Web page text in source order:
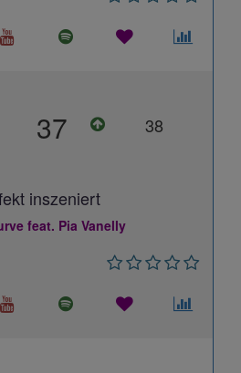
37 38
inszeniert
feat. Pia Vanelly